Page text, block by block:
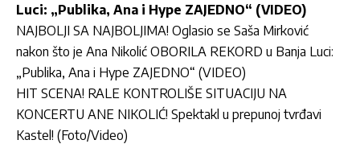
Luci: „Publika, Ana i Hype ZAJEDNO“ (VIDEO)
NAJBOLJI SA NAJBOLJIMA! Oglasio se Saša Mirković
nakon što je Ana Nikolić OBORILA REKORD u Banja Luci:
„Publika, Ana i Hype ZAJEDNO“ (VIDEO)
HIT SCENA! RALE KONTROLIŠE SITUACIJU NA
KONCERTU ANE NIKOLIĆ! Spektakl u prepunoj tvrđavi
Kastel! (Foto/Video)